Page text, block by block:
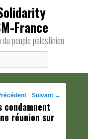
France
peuple palestinien
Suivant →
réunion sur